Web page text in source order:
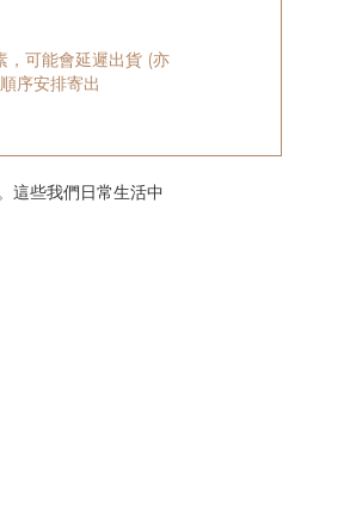
，可能會延遲出貨 (亦
序安排寄出
這些我們日常生活中